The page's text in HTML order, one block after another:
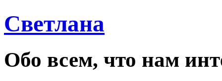
Светлана
Обо всем, что нам